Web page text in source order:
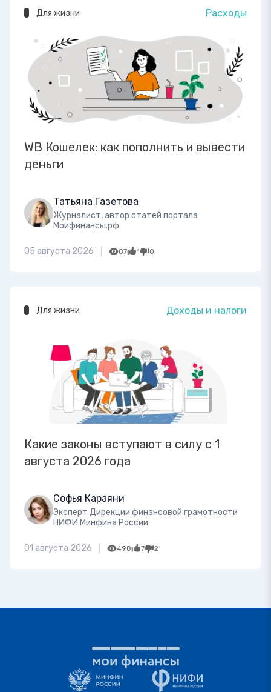
Для жизни Расходы
WB Кошелек: как пополнить и вывести
деньги
Татьяна Газетова
Журналист, автор статей портала
Моифинансы.рф
05 августа 2026 87 1 0
Для жизни Доходы и налоги
Какие законы вступают в силу с 1
августа 2026 года
Софья Караяни
Эксперт Дирекции финансовой грамотности
НИФИ Минфина России
01 августа 2026 498 7 2